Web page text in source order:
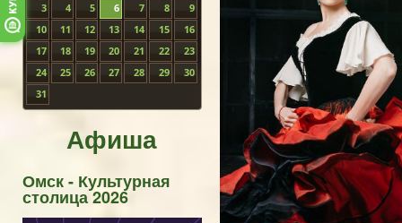
3
4 5 6 7 8
9
10
11 12 13 14 15
16
17
18 19 20 21 22
23
24
25 26 27 28 29
30
31
Афиша
Омск - Культурная
столица 2026